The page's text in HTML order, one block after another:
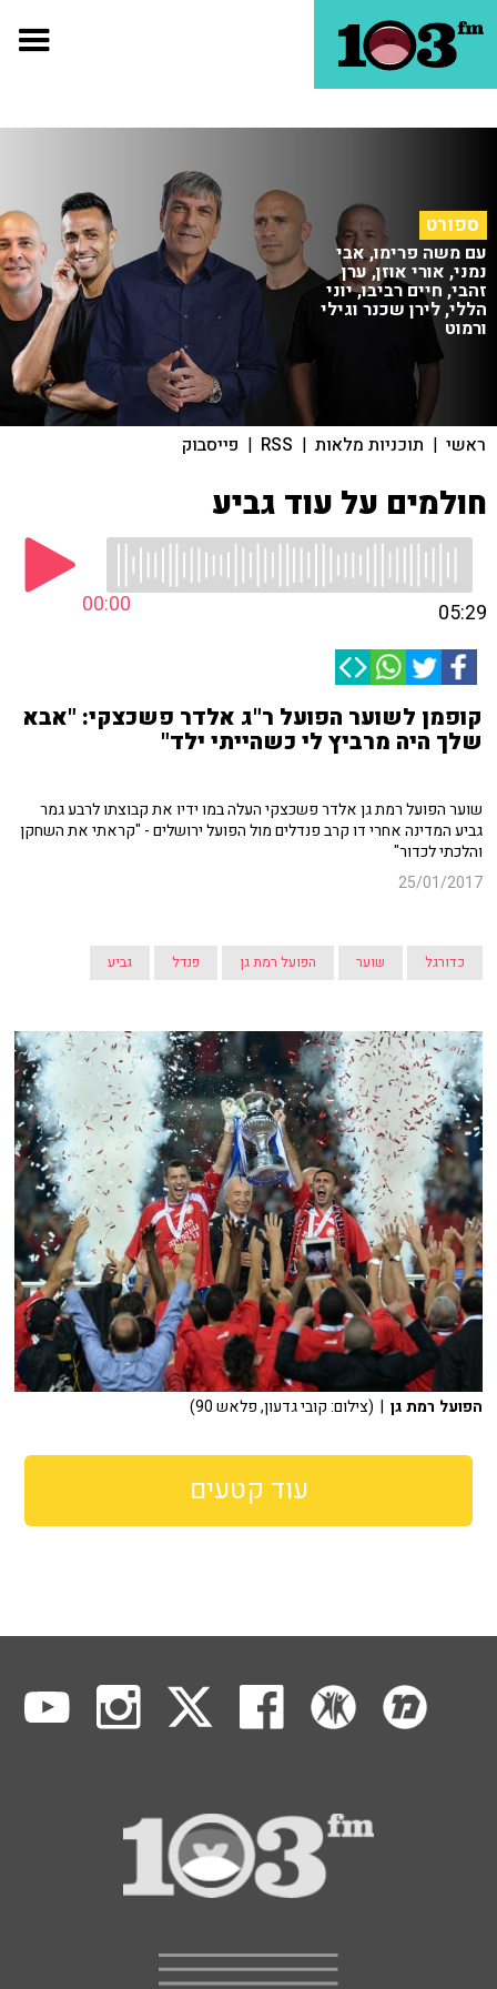
ספורט
עם משה פרימו, אבי
נמני, אורי אוזן, ערן
זהבי, חיים רביבו, יוני
הללי, לירן שכנר וגילי
ורמוט
ראשי | תוכניות מלאות |
RSS
| פייסבוק
חולמים על עוד גביע
00:00 05:29
קופמן לשוער הפועל ר"ג אלדר פשכצקי: "אבא
שלך היה מרביץ לי כשהייתי ילד"
שוער הפועל רמת גן אלדר פשכצקי העלה במו ידיו את קבוצתו לרבע גמר
גביע המדינה אחרי דו קרב פנדלים מול הפועל ירושלים - "קראתי את השחקן
והלכתי לכדור"
25/01/2017
כדורגל שוער הפועל רמת גן פנדל גביע
הפועל רמת גן | (צילום: קובי גדעון, פלאש 90)
עוד קטעים